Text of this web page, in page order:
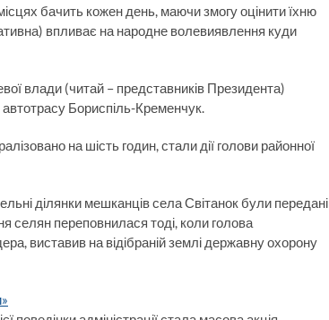
бачить кожен день, маючи змогу оцінити їхню
впливає на народне волевиявлення куди
влади (читай – представників Президента)
Бориспіль-Кременчук.
на шість годин, стали дії голови районної
ділянки мешканців села Світанок були передані
селян переповнилася тоді, коли голова
виставив на відібраній землі державну охорону